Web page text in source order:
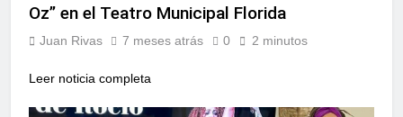
Oz” en el Teatro Municipal Florida
Juan Rivas 7 meses atrás 0 2 minutos
Leer noticia completa